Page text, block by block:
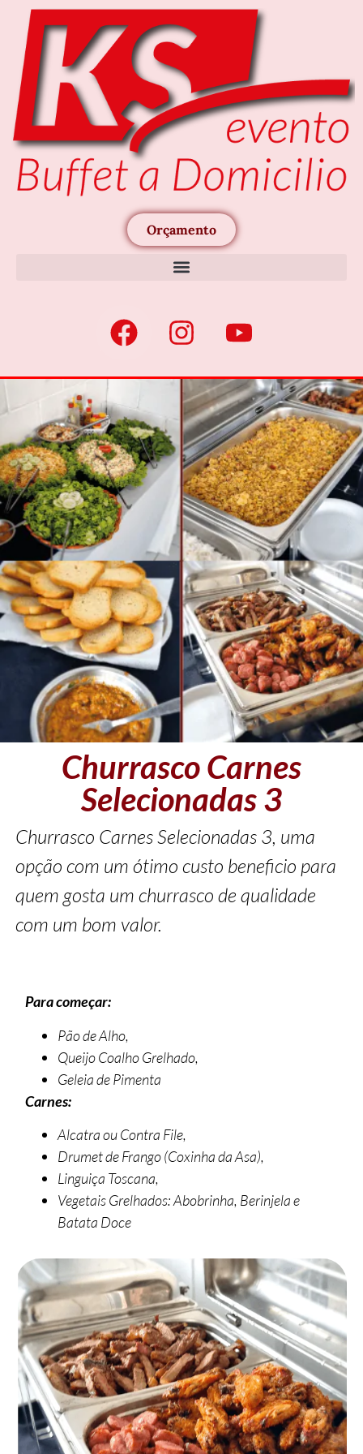
Orçamento
Churrasco Carnes
Selecionadas 3
Churrasco Carnes Selecionadas 3, uma
opção com um ótimo custo beneficio para
quem gosta um churrasco de qualidade
com um bom valor.
Para começar:
Pão de Alho,
Queijo Coalho Grelhado,
Geleia de Pimenta
Carnes:
Alcatra ou Contra File,
Drumet de Frango (Coxinha da Asa),
Linguiça Toscana,
Vegetais Grelhados: Abobrinha, Berinjela e
Batata Doce